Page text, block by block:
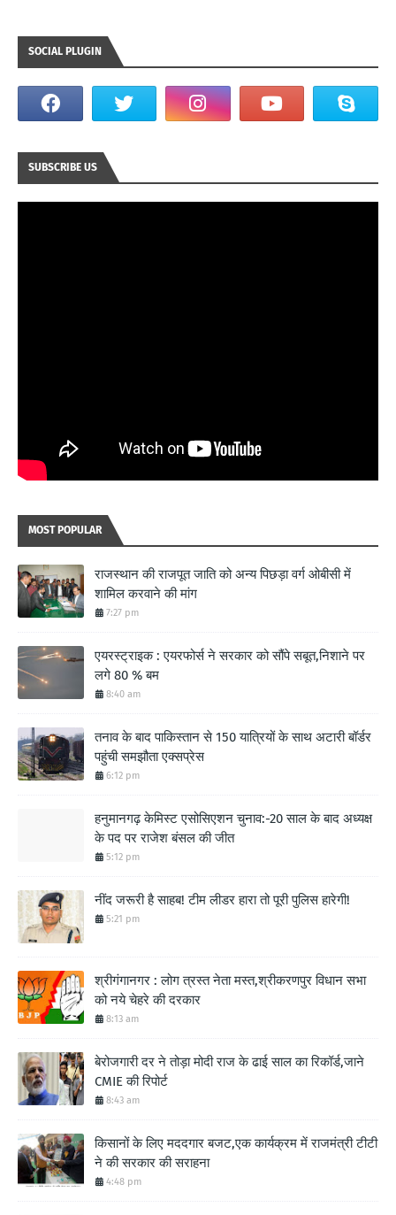
SOCIAL PLUGIN
SUBSCRIBE US
MOST POPULAR
राजस्थान की राजपूत जाति को अन्य पिछड़ा वर्ग ओबीसी में
शामिल करवाने की मांग
7:27 pm
एयरस्ट्राइक : एयरफोर्स ने सरकार को सौंपे सबूत,निशाने पर
लगे 80 % बम
8:40 am
तनाव के बाद पाकिस्तान से 150 यात्रियों के साथ अटारी बॉर्डर
पहुंची समझौता एक्सप्रेस
6:12 pm
हनुमानगढ़ केमिस्ट एसोसिएशन चुनाव:-20 साल के बाद अध्यक्ष
के पद पर राजेश बंसल की जीत
5:12 pm
नींद जरूरी है साहब! टीम लीडर हारा तो पूरी पुलिस हारेगी!
5:21 pm
श्रीगंगानगर : लोग त्रस्त नेता मस्त,श्रीकरणपुर विधान सभा
को नये चेहरे की दरकार
8:13 am
बेरोजगारी दर ने तोड़ा मोदी राज के ढाई साल का रिकॉर्ड,जाने
CMIE की रिपोर्ट
8:43 am
किसानों के लिए मददगार बजट,एक कार्यक्रम में राजमंत्री टीटी
ने की सरकार की सराहना
4:48 pm